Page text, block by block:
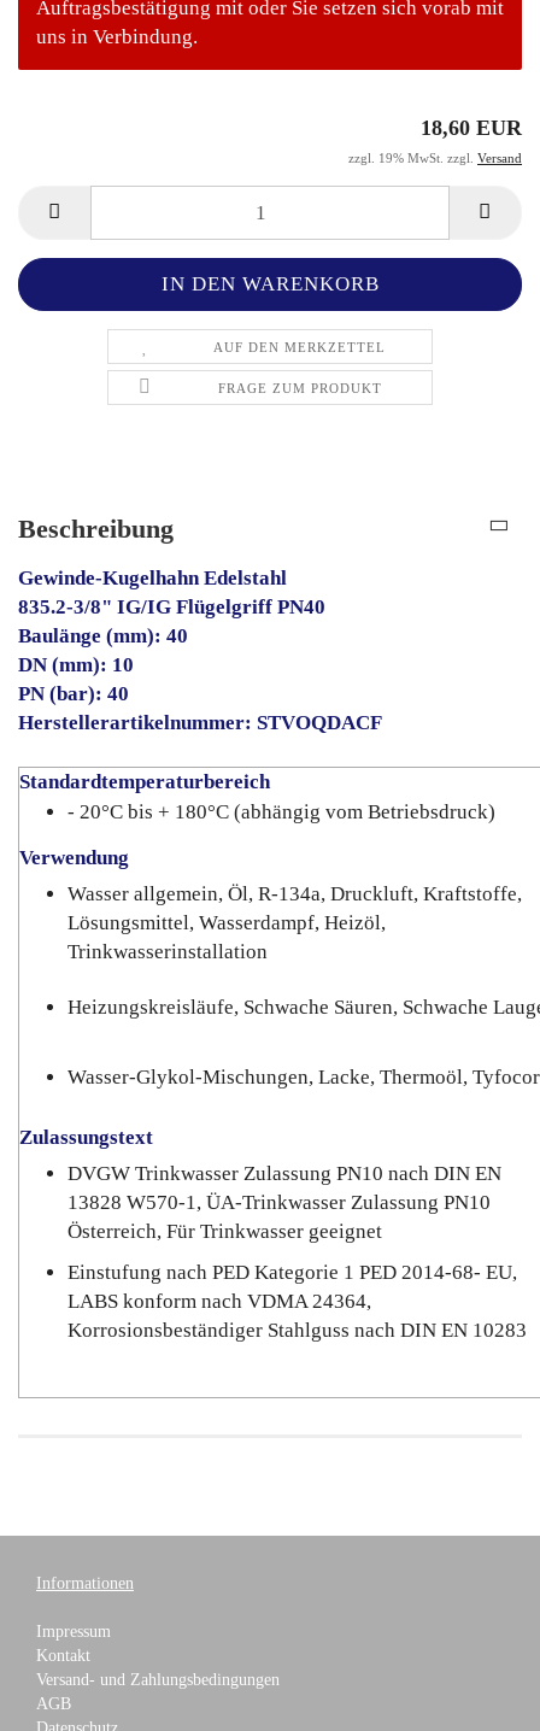
Auftragsbestätigung mit oder Sie setzen sich vorab mit
uns in Verbindung.
18,60 EUR
zzgl. 19% MwSt. zzgl. Versand
AUF DEN MERKZETTEL
FRAGE ZUM PRODUKT
Beschreibung
Gewinde-Kugelhahn Edelstahl
835.2-3/8" IG/IG Flügelgriff PN40
Baulänge (mm): 40
DN (mm): 10
PN (bar): 40
Herstellerartikelnummer: STVOQDACF
Standardtemperaturbereich
- 20°C bis + 180°C (abhängig vom Betriebsdruck)
Verwendung
Wasser allgemein, Öl, R-134a, Druckluft, Kraftstoffe,
Lösungsmittel, Wasserdampf, Heizöl,
Trinkwasserinstallation
Heizungskreisläufe, Schwache Säuren, Schwache
Wasser-Glykol-Mischungen, Lacke, Thermoöl, Tyfocor
Zulassungstext
DVGW Trinkwasser Zulassung PN10 nach DIN EN
13828 W570-1, ÜA-Trinkwasser Zulassung PN10
Österreich, Für Trinkwasser geeignet
Einstufung nach PED Kategorie 1 PED 2014-68- EU,
LABS konform nach VDMA 24364,
Korrosionsbeständiger Stahlguss nach DIN EN 10283
Informationen
Impressum
Kontakt
Versand- und Zahlungsbedingungen
AGB